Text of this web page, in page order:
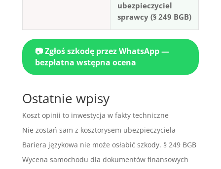
ubezpieczyciel
sprawcy (§ 249 BGB)
📷 Zgłoś szkodę przez WhatsApp —
bezpłatna wstępna ocena
Ostatnie wpisy
Koszt opinii to inwestycja w fakty techniczne
Nie zostań sam z kosztorysem ubezpieczyciela
Bariera językowa nie może osłabić szkody. § 249 BGB
Wycena samochodu dla dokumentów finansowych